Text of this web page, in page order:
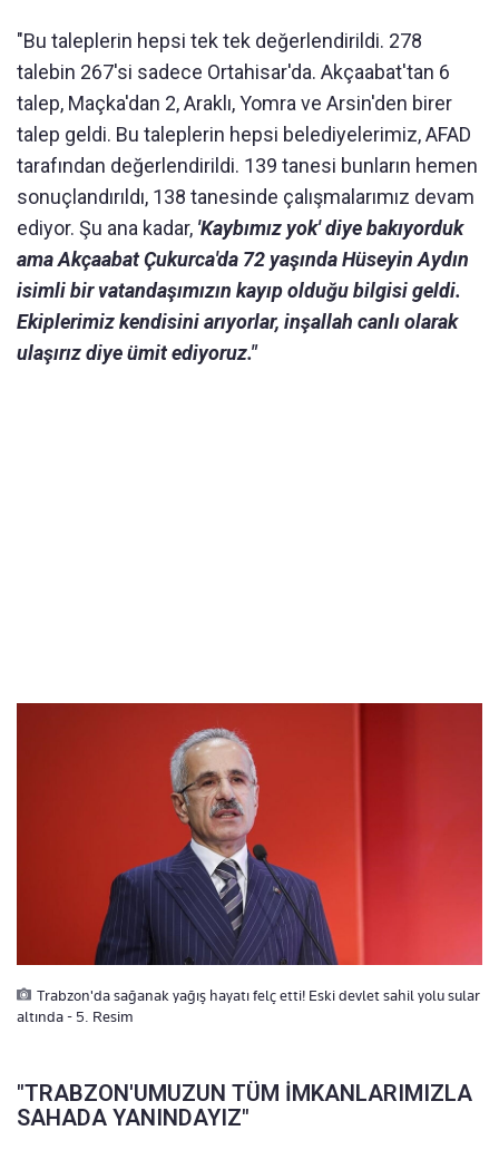
"Bu taleplerin hepsi tek tek değerlendirildi. 278
talebin 267'si sadece Ortahisar'da. Akçaabat'tan 6
talep, Maçka'dan 2, Araklı, Yomra ve Arsin'den birer
talep geldi. Bu taleplerin hepsi belediyelerimiz, AFAD
tarafından değerlendirildi. 139 tanesi bunların hemen
sonuçlandırıldı, 138 tanesinde çalışmalarımız devam
ediyor. Şu ana kadar, 'Kaybımız yok' diye bakıyorduk
ama Akçaabat Çukurca'da 72 yaşında Hüseyin Aydın
isimli bir vatandaşımızın kayıp olduğu bilgisi geldi.
Ekiplerimiz kendisini arıyorlar, inşallah canlı olarak
ulaşırız diye ümit ediyoruz."
Trabzon'da sağanak yağış hayatı felç etti! Eski devlet sahil yolu sular
altında - 5. Resim
"TRABZON'UMUZUN TÜM İMKANLARIMIZLA
SAHADA YANINDAYIZ"